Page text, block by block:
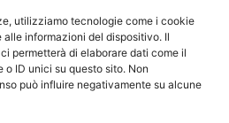
utilizziamo tecnologie come i cookie
informazioni del dispositivo. Il
permetterà di elaborare dati come il
ID unici su questo sito. Non
può influire negativamente su alcune